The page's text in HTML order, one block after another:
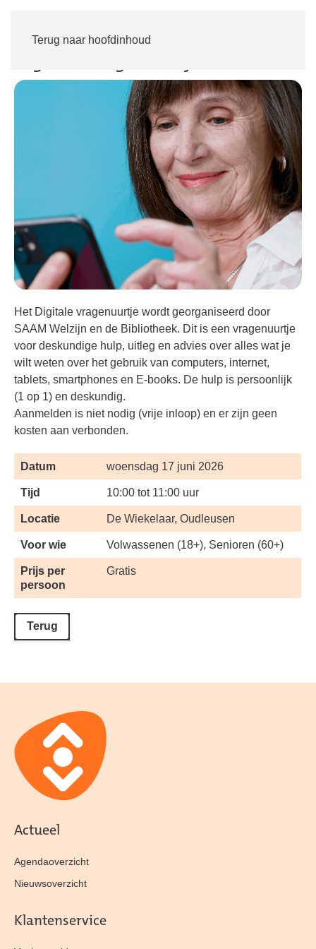
Terug naar hoofdinhoud
Het Digitale vragenuurtje wordt georganiseerd door
SAAM Welzijn en de Bibliotheek. Dit is een vragenuurtje
voor deskundige hulp, uitleg en advies over alles wat je
wilt weten over het gebruik van computers, internet,
tablets, smartphones en E-books. De hulp is persoonlijk
(1 op 1) en deskundig.
Aanmelden is niet nodig (vrije inloop) en er zijn geen
kosten aan verbonden.
Datum woensdag 17 juni 2026
Tijd 10:00 tot 11:00 uur
Locatie De Wiekelaar, Oudleusen
Voor wie Volwassenen (18+), Senioren (60+)
Prijs per
persoon
Gratis
Terug
Actueel
Agendaoverzicht
Nieuwsoverzicht
Klantenservice